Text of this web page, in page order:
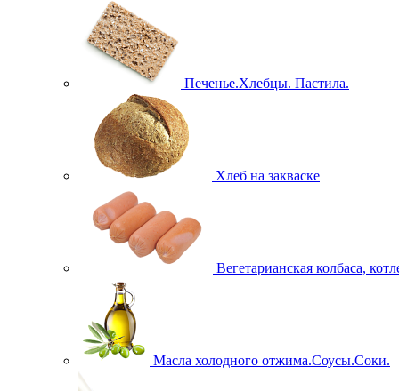
Печенье.Хлебцы. Пастила.
Хлеб на закваске
Вегетарианская колбаса,
Масла холодного отжима.Соусы.Соки.